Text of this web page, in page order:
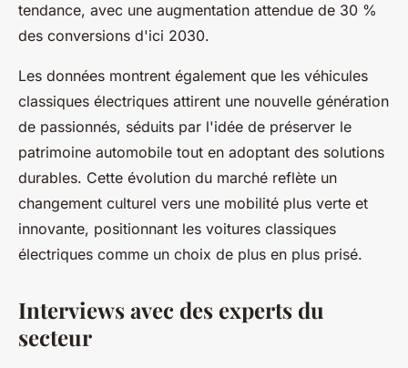
tendance, avec une augmentation attendue de 30 %
des conversions d'ici 2030.
Les données montrent également que les véhicules
classiques électriques attirent une nouvelle génération
de passionnés, séduits par l'idée de préserver le
patrimoine automobile tout en adoptant des solutions
durables. Cette évolution du marché reflète un
changement culturel vers une mobilité plus verte et
innovante, positionnant les voitures classiques
électriques comme un choix de plus en plus prisé.
Interviews avec des experts du
secteur